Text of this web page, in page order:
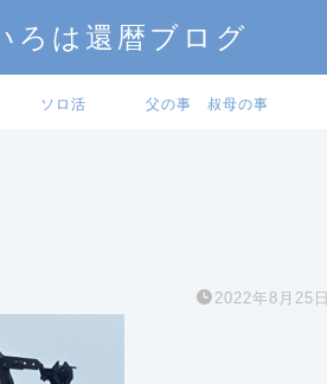
ろは還暦ブログ
ソロ活 父の事 叔母の事
2022年8月25日